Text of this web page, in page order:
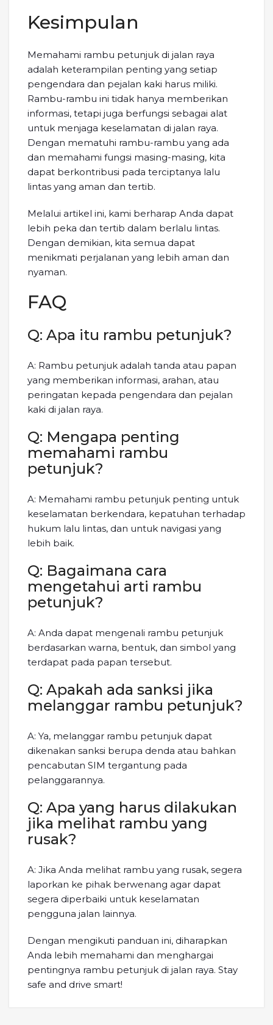
Kesimpulan
Memahami rambu petunjuk di jalan raya
adalah keterampilan penting yang setiap
pengendara dan pejalan kaki harus miliki.
Rambu-rambu ini tidak hanya memberikan
informasi, tetapi juga berfungsi sebagai alat
untuk menjaga keselamatan di jalan raya.
Dengan mematuhi rambu-rambu yang ada
dan memahami fungsi masing-masing, kita
dapat berkontribusi pada terciptanya lalu
lintas yang aman dan tertib.
Melalui artikel ini, kami berharap Anda dapat
lebih peka dan tertib dalam berlalu lintas.
Dengan demikian, kita semua dapat
menikmati perjalanan yang lebih aman dan
nyaman.
FAQ
Q: Apa itu rambu petunjuk?
A: Rambu petunjuk adalah tanda atau papan
yang memberikan informasi, arahan, atau
peringatan kepada pengendara dan pejalan
kaki di jalan raya.
Q: Mengapa penting
memahami rambu
petunjuk?
A: Memahami rambu petunjuk penting untuk
keselamatan berkendara, kepatuhan terhadap
hukum lalu lintas, dan untuk navigasi yang
lebih baik.
Q: Bagaimana cara
mengetahui arti rambu
petunjuk?
A: Anda dapat mengenali rambu petunjuk
berdasarkan warna, bentuk, dan simbol yang
terdapat pada papan tersebut.
Q: Apakah ada sanksi jika
melanggar rambu petunjuk?
A: Ya, melanggar rambu petunjuk dapat
dikenakan sanksi berupa denda atau bahkan
pencabutan SIM tergantung pada
pelanggarannya.
Q: Apa yang harus dilakukan
jika melihat rambu yang
rusak?
A: Jika Anda melihat rambu yang rusak, segera
laporkan ke pihak berwenang agar dapat
segera diperbaiki untuk keselamatan
pengguna jalan lainnya.
Dengan mengikuti panduan ini, diharapkan
Anda lebih memahami dan menghargai
pentingnya rambu petunjuk di jalan raya. Stay
safe and drive smart!